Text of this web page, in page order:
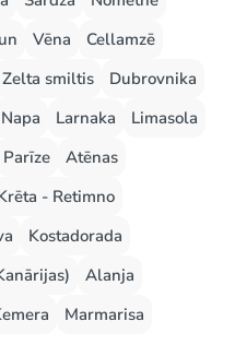
Vēna
Cellamzē
Zelta smiltis
Dubrovnika
Larnaka
Limasola
Parīze
Atēnas
- Retimno
Kostadorada
Alanja
Marmarisa